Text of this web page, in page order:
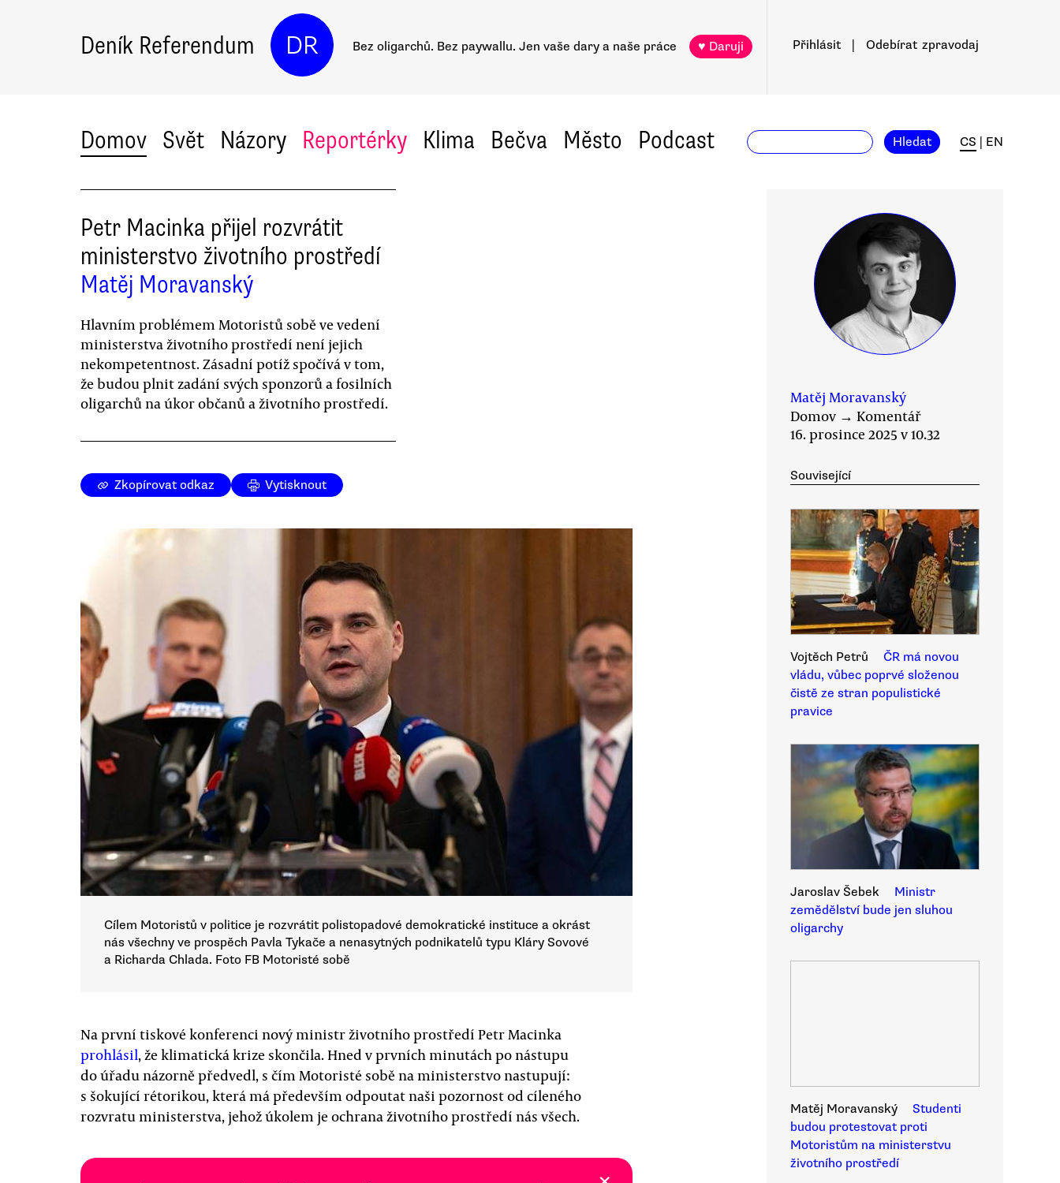
Deník Referendum DR Bez oligarchů. Bez paywallu. Jen vaše dary a naše práce ♥ Daruji Přihlásit Odebírat zpravodaj
Domov Svět Názory Reportérky Klima Bečva Město Podcast Hledat CS EN
Petr Macinka přijel rozvrátit
ministerstvo životního prostředí
Matěj Moravanský
Hlavním problémem Motoristů sobě ve vedení
ministerstva životního prostředí není jejich
nekompetentnost. Zásadní potíž spočívá v tom,
že budou plnit zadání svých sponzorů a fosilních
oligarchů na úkor občanů a životního prostředí.
Zkopírovat odkaz Vytisknout
Cílem Motoristů v politice je rozvrátit polistopadové demokratické instituce a okrást
nás všechny ve prospěch Pavla Tykače a nenasytných podnikatelů typu Kláry Sovové
a Richarda Chlada. Foto FB Motoristé sobě
Na první tiskové konferenci nový ministr životního prostředí Petr Macinka
prohlásil, že klimatická krize skončila. Hned v prvních minutách po nástupu
do úřadu názorně předvedl, s čím Motoristé sobě na ministerstvo nastupují:
s šokující rétorikou, která má především odpoutat naši pozornost od cíleného
rozvratu ministerstva, jehož úkolem je ochrana životního prostředí nás všech.
Matěj Moravanský
Domov → Komentář
16. prosince 2025 v 10.32
Související
Vojtěch Petrů
ČR má novou
vládu, vůbec poprvé složenou
čistě ze stran populistické
pravice
Jaroslav Šebek
Ministr
zemědělství bude jen sluhou
oligarchy
Matěj Moravanský
Studenti
budou protestovat proti
Motoristům na ministerstvu
životního prostředí